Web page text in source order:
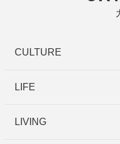
CULTURE
LIFE
LIVING